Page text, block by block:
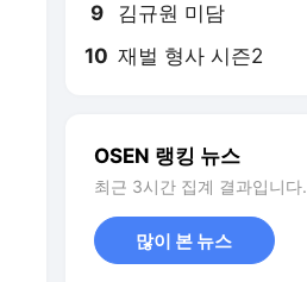
9 김규원 미담
10 재벌 형사 시즌2
OSEN 랭킹 뉴스
최근 3시간 집계 결과입니다.
많이 본 뉴스